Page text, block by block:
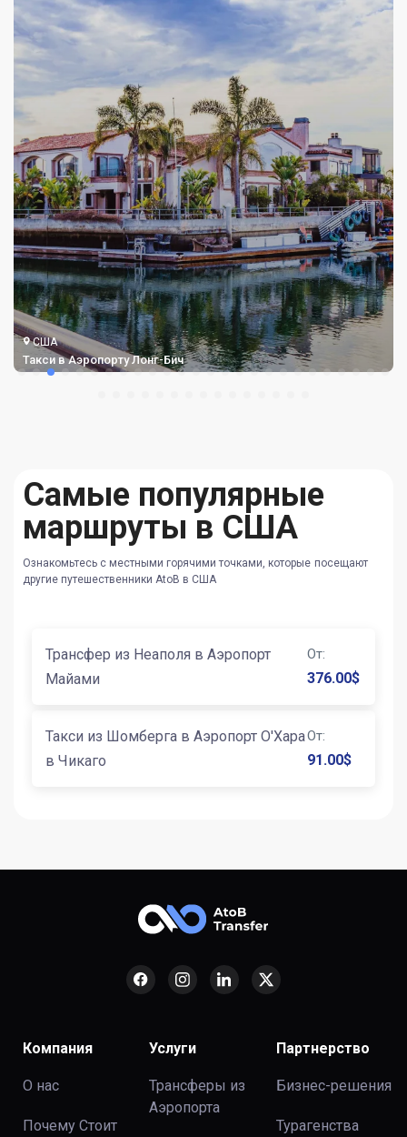
США
Такси в Аэропорту Лонг-Бич
Самые популярные
маршруты в США
Ознакомьтесь с местными горячими точками, которые посещают
другие путешественники AtoB в США
Трансфер из Неаполя в Аэропорт
Майами
От:
376.00$
Такси из Шомберга в Аэропорт О'Хара
в Чикаго
От:
91.00$
Компания
О нас
Почему Стоит
Услуги
Трансферы из
Аэропорта
Партнерство
Бизнес-решения
Турагенства